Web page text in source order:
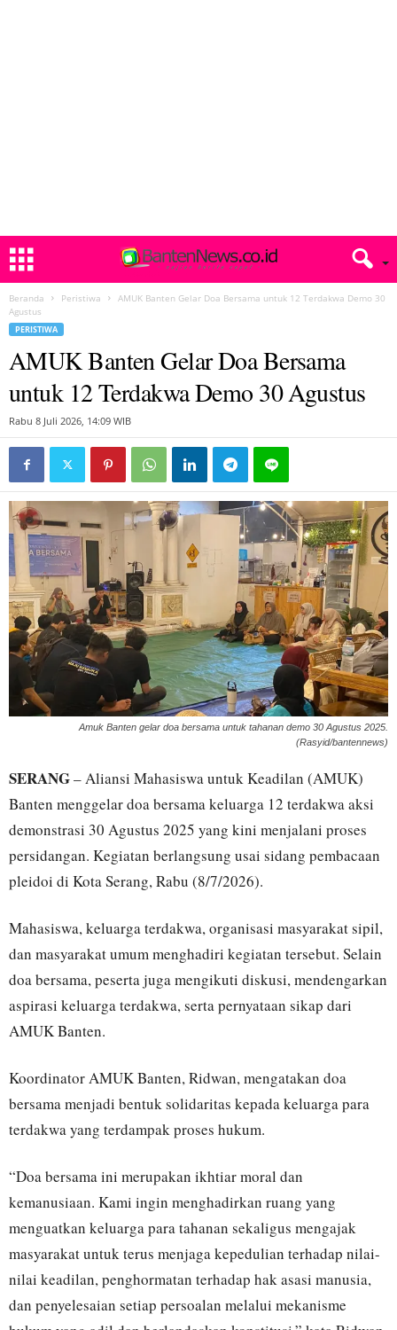
Beranda Peristiwa
AMUK Banten Gelar Doa Bersama untuk 12 Terdakwa Demo 30
Agustus
PERISTIWA
AMUK Banten Gelar Doa Bersama
untuk 12 Terdakwa Demo 30 Agustus
Rabu 8 Juli 2026, 14:09 WIB
Amuk Banten gelar doa bersama untuk tahanan demo 30 Agustus 2025.
(Rasyid/bantennews)
SERANG– Aliansi Mahasiswa untuk Keadilan (AMUK)
Banten menggelar doa bersama keluarga 12 terdakwa aksi
demonstrasi 30 Agustus 2025 yang kini menjalani proses
persidangan. Kegiatan berlangsung usai sidang pembacaan
pleidoi di Kota Serang, Rabu (8/7/2026).
Mahasiswa, keluarga terdakwa, organisasi masyarakat sipil,
dan masyarakat umum menghadiri kegiatan tersebut. Selain
doa bersama, peserta juga mengikuti diskusi, mendengarkan
aspirasi keluarga terdakwa, serta pernyataan sikap dari
AMUK Banten.
Koordinator AMUK Banten, Ridwan, mengatakan doa
bersama menjadi bentuk solidaritas kepada keluarga para
terdakwa yang terdampak proses hukum.
“Doa bersama ini merupakan ikhtiar moral dan
kemanusiaan. Kami ingin menghadirkan ruang yang
menguatkan keluarga para tahanan sekaligus mengajak
masyarakat untuk terus menjaga kepedulian terhadap nilai-
nilai keadilan, penghormatan terhadap hak asasi manusia,
dan penyelesaian setiap persoalan melalui mekanisme